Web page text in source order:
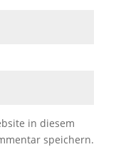
in diesem
speichern.